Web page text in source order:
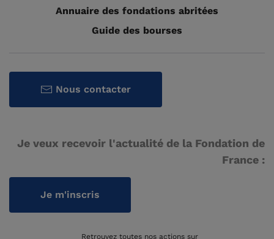
Annuaire des fondations abritées
Guide des bourses
Nous contacter
Je veux recevoir l'actualité de la Fondation de
France :
Je m'inscris
Retrouvez toutes nos actions sur